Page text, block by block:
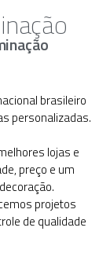
brasileiro
personalizadas.
lojas e
preço e um
projetos
de qualidade